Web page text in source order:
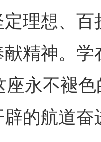
理想、
精神。
座永不褪
的航道